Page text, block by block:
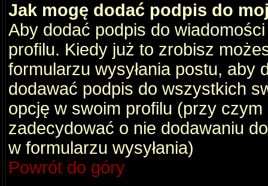
Jak mogę dodać podpis do
Aby dodać podpis do
profilu. Kiedy już to zrobisz
formularzu wysyłania postu,
dodawać podpis do wszystkich
opcję w swoim profilu (przy
zadecydować o nie dodawaniu
w formularzu wysyłania)
Powrót do góry